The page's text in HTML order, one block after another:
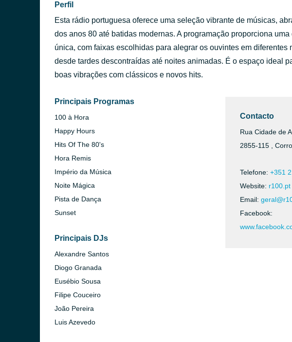
Free Your Mind
Piece
the fate of ophelia
Perfil
Esta rádio portuguesa oferece uma seleção vibrante de músicas,
dos anos 80 até batidas modernas. A programação proporciona
única, com faixas escolhidas para alegrar os ouvintes em diferentes
desde tardes descontraídas até noites animadas. É o espaço ideal
boas vibrações com clássicos e novos hits.
Principais Programas
100 à Hora
Happy Hours
Hits Of The 80's
Hora Remis
Império da Música
Noite Mágica
Pista de Dança
Sunset
Principais DJs
Alexandre Santos
Diogo Granada
Eusébio Sousa
Filipe Couceiro
João Pereira
Luis Azevedo
Contacto
Rua Cidade de
2855-115 ,
Telefone: +351
Website: r100.pt
Email:
Facebook: